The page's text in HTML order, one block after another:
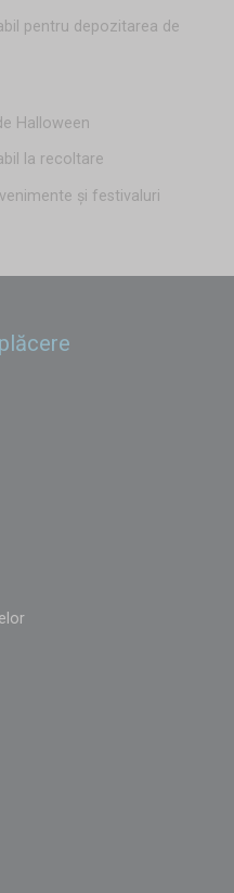
pentru depozitarea de
Halloween
la recoltare
și festivaluri